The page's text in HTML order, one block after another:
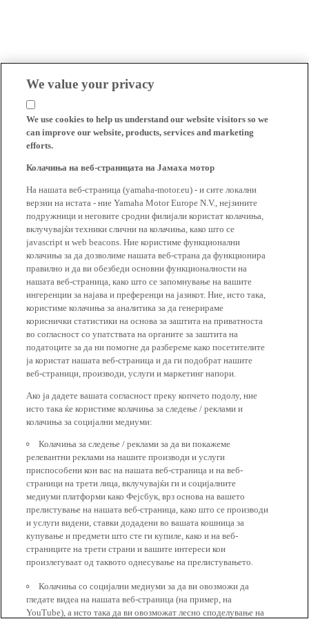
We value your privacy
We use cookies to help us understand our website visitors so we
can improve our website, products, services and marketing
efforts.
Колачиња на веб-страницата на Јамаха мотор
На нашата веб-страница (yamaha-motor.eu) - и сите локални
верзии на истата - ние Yamaha Motor Europe N.V., нејзините
подружници и неговите сродни филијали користат колачиња,
вклучувајќи техники слични на колачиња, како што се
javascript и web beacons. Ние користиме функционални
колачиња за да дозволиме нашата веб-страна да функционира
правилно и да ви обезбеди основни функционалности на
нашата веб-страница, како што се запомнување на вашите
ингеренции за најава и преференци на јазикот. Ние, исто така,
користиме колачиња за аналитика за да генерираме
кориснички статистики на основа за заштита на приватноста
во согласност со упатствата на органите за заштита на
податоците за да ни помогне да разбереме како посетителите
ја користат нашата веб-страница и да ги подобрат нашите
веб-страници, производи, услуги и маркетинг напори.
Ако ја дадете вашата согласност преку копчето подолу, ние
исто така ќе користиме колачиња за следење / реклами и
колачиња за социјални медиуми:
Колачиња за следење / реклами за да ви покажеме
релевантни реклами на нашите производи и услуги
приспособени кон вас на нашата веб-страница и на веб-
страници на трети лица, вклучувајќи ги и социјалните
медиуми платформи како Фејсбук, врз основа на вашето
прелистување на нашата веб-страница, како што се производи
и услуги видени, ставки додадени во вашата кошница за
купување и предмети што сте ги купиле, како и на веб-
страниците на трети страни и вашите интереси кои
произлегуваат од таквото однесување на прелистувањето.
Колачиња со социјални медиуми за да ви овозможи да
гледате видеа на нашата веб-страница (на пример, на
YouTube), а исто така да ви овозможат лесно споделување на